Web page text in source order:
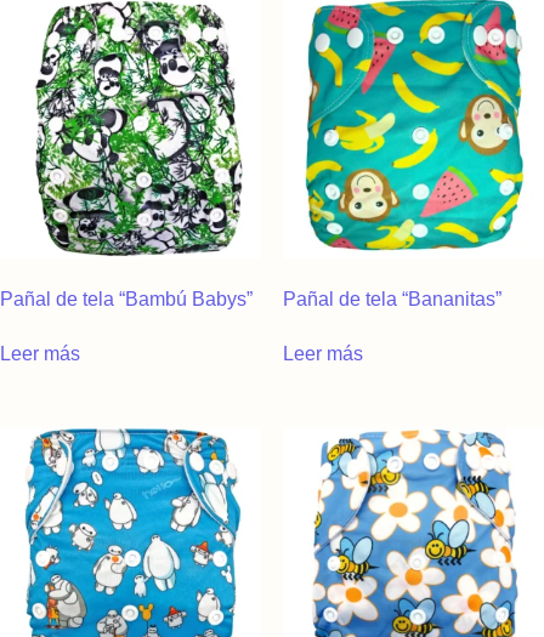
Pañal de tela “Bambú Babys”
Leer más
Pañal de tela “Bananitas”
Leer más